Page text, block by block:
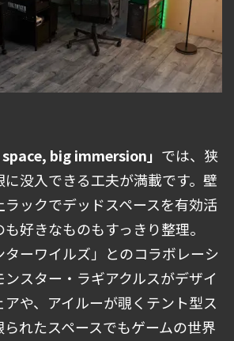
space, big immersion」 では、狭
没入できる工夫が満載です。壁
ックでデッドスペースを有効活
好きなものもすっきり整理。
ターワイルズ」とのコラボレーシ
スター・ラギアクルスがデザイ
や、アイルーが覗くテント型ス
れたスペースでもゲームの世界